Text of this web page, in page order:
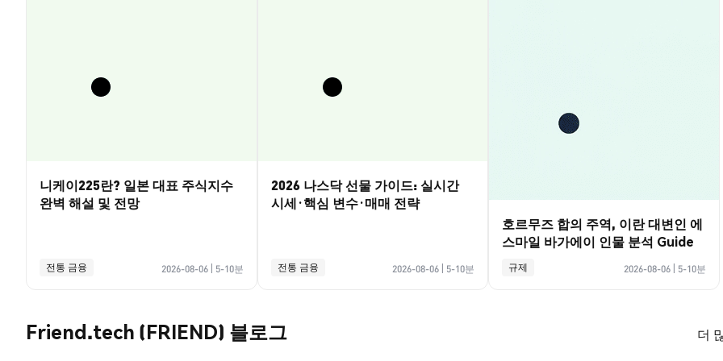
니케이225란? 일본 대표 주식지수
완벽 해설 및 전망
전통 금융 2026-08-06 5-10분
2026 나스닥 선물 가이드: 실시간
시세·핵심 변수·매매 전략
전통 금융 2026-08-06 5-10분
호르무즈 합의 주역, 이란 대변인 에
스마일 바가에이 인물 분석 Guide
규제 2026-08-06 5-10분
Friend.tech (FRIEND) 블로그 더